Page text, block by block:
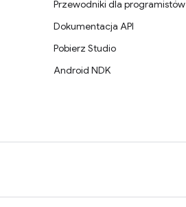
Przewodniki dla programistów
Dokumentacja API
Pobierz Studio
Android NDK